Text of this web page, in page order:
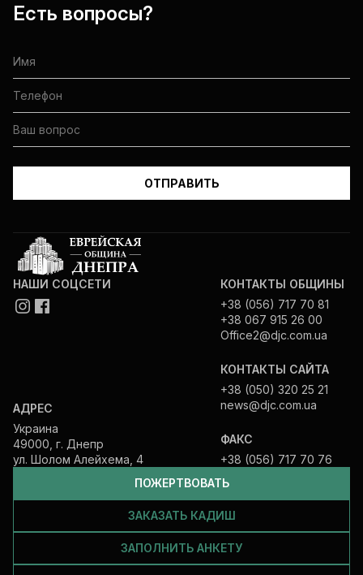
Есть вопросы?
ПОЖЕРТВОВАТЬ
ЗАКАЗАТЬ КАДИШ
ЗАПОЛНИТЬ АНКЕТУ
НАШИ СОЦСЕТИ
АДРЕС
Украина
49000, г. Днепр
ул. Шолом Алейхема, 4
КОНТАКТЫ ОБЩИНЫ
+38 (056) 717 70 81
+38 067 915 26 00
Office2@djc.com.ua
КОНТАКТЫ САЙТА
+38 (050) 320 25 21
news@djc.com.ua
ФАКС
+38 (056) 717 70 76